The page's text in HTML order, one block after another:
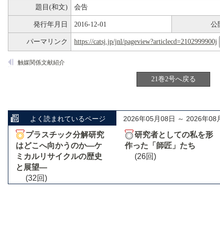
題目(和文) 会告
発行年月日 2016-12-01 公
パーマリンク https://catsj.jp/jnl/pageview?articlecd=2102999900j
触媒関係文献紹介
21巻2号へ戻る
よく読まれているページ 2026年05月08日 ～ 2026年08
プラスチック分解研究
はどこへ向かうのか―ケ
ミカルリサイクルの歴史
と展望―
(32回)
研究者としての私を形
作った「師匠」たち
(26回)